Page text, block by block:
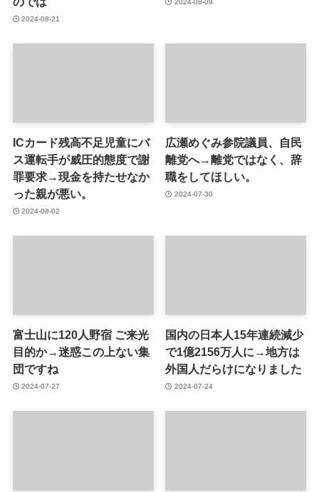
2024-08-21
ICカード残高不足児童にバ
ス運転手が威圧的態度で謝
罪要求→現金を持たせなか
った親が悪い。
2024-08-02
広瀬めぐみ参院議員、自民
離党へ→離党ではなく、辞
職をしてほしい。
2024-07-30
富士山に120人野宿 ご来光
目的か→迷惑この上ない集
団ですね
2024-07-27
国内の日本人15年連続減少
で1億2156万人に→地方は
外国人だらけになりました
2024-07-24